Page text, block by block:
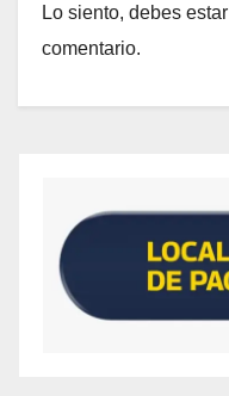
Lo siento, debes estar
comentario.